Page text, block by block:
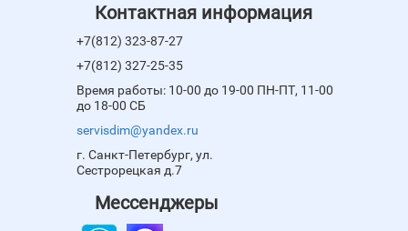
Контактная информация
+7(812) 323-87-27
+7(812) 327-25-35
Время работы: 10-00 до 19-00 ПН-ПТ, 11-00
до 18-00 СБ
servisdim@yandex.ru
г. Санкт-Петербург, ул.
Сестрорецкая д.7
Мессенджеры